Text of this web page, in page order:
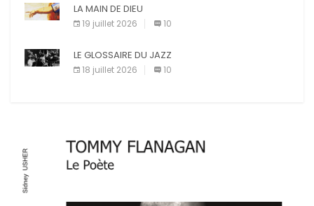
LA MAIN DE DIEU
19 juillet 2026 10
LE GLOSSAIRE DU JAZZ
18 juillet 2026 10